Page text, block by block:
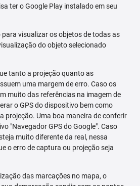
ter o Google Play instalado em seu
visualizar os objetos de todas as
do objeto selecionado
tanto a projeção quanto as
uma margem de erro. Caso os
muito das referências na imagem de
o GPS do dispositivo bem como
projeção. Uma boa maneira de conferir
"Navegador GPS do Google". Caso
muito diferente da real, nessa
o erro de captura ou projeção seja
das marcações no mapa, o